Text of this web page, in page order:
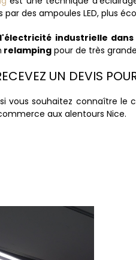
des ampoules LED, plus
industrielle
relamping pour de très
UN DEVIS
si vous souhaitez connaître le
aux alentours Nice.